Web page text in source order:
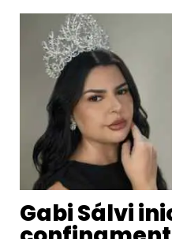
Gabi Sálvi